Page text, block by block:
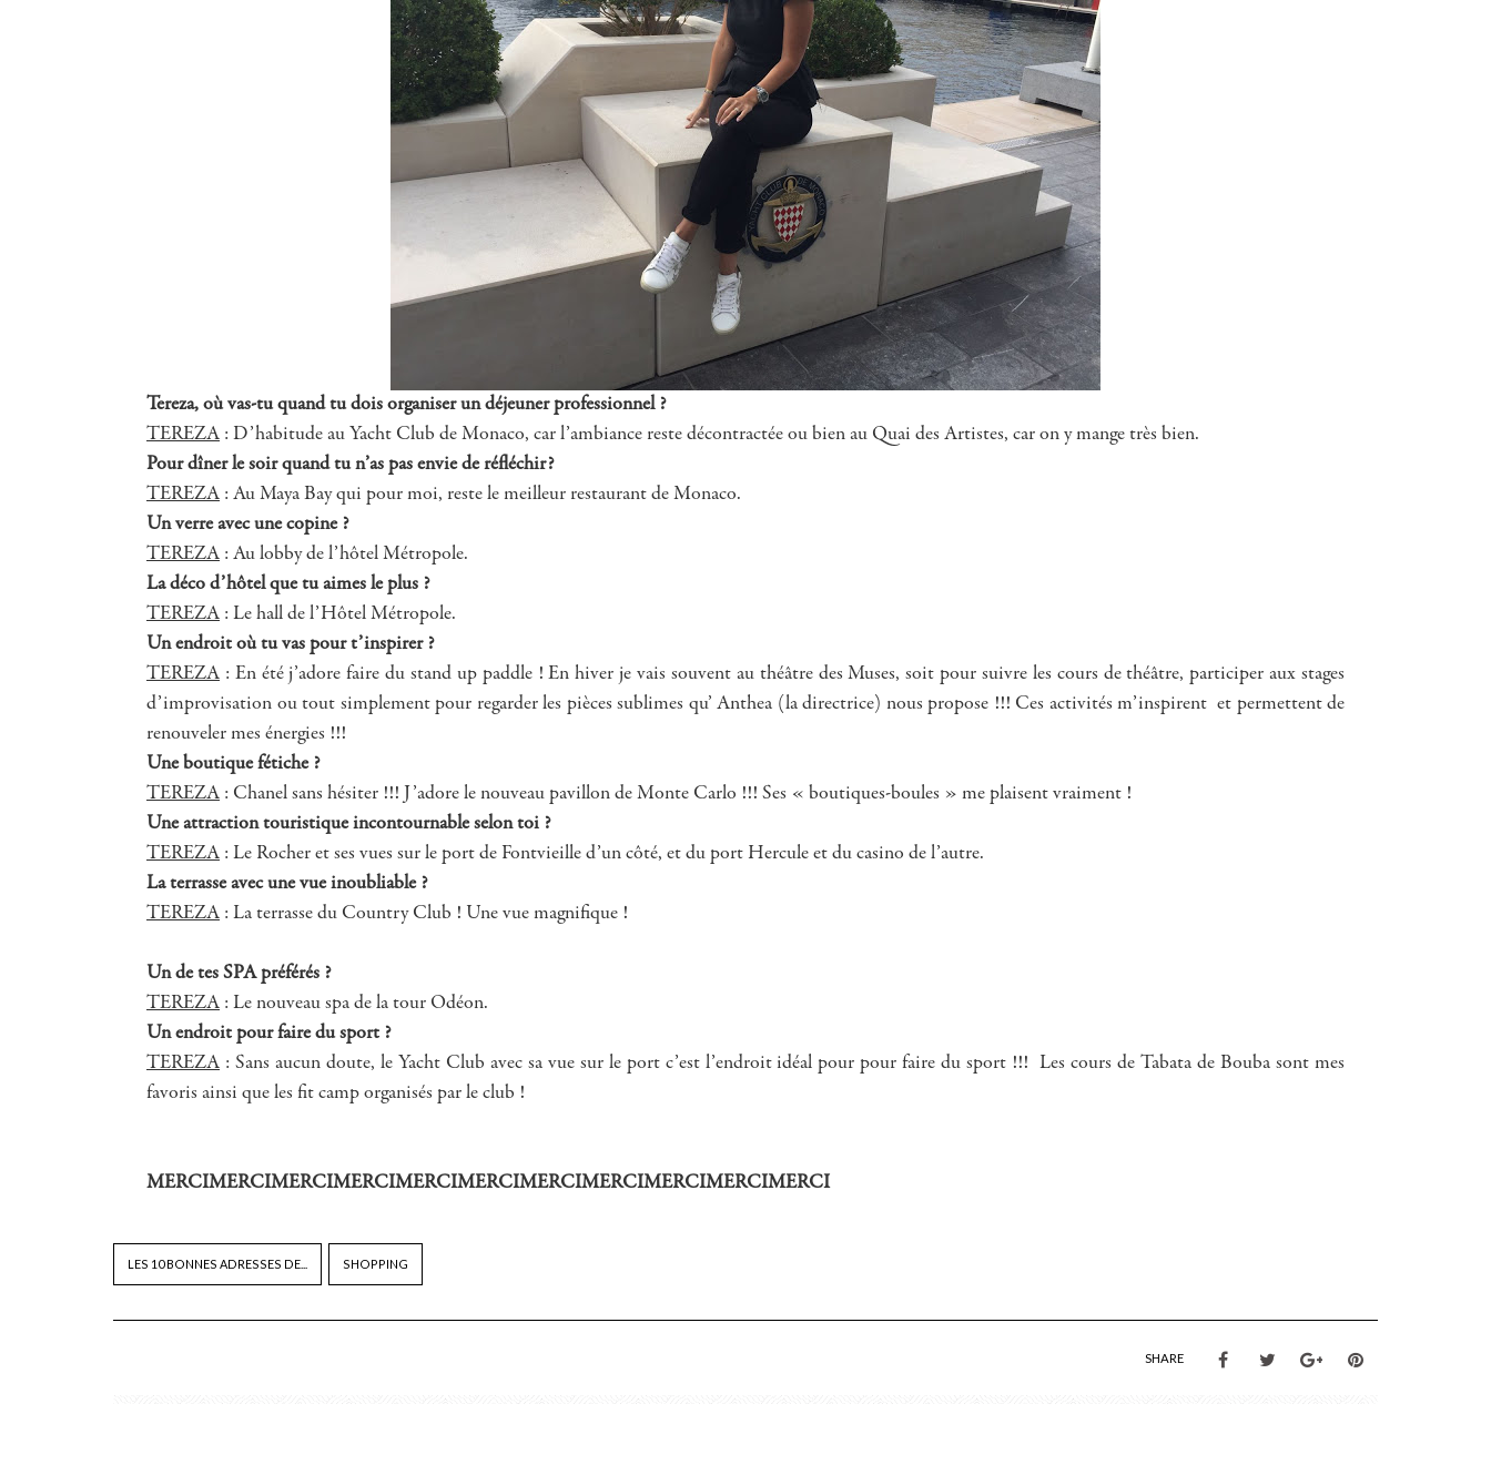
Tereza, où vas-tu quand tu dois organiser un déjeuner professionnel ?
TEREZA : D’habitude au Yacht Club de Monaco, car l’ambiance reste décontractée ou bien au Quai des Artistes, car on y mange très bien.
Pour dîner le soir quand tu n’as pas envie de réfléchir?
TEREZA : Au Maya Bay qui pour moi, reste le meilleur restaurant de Monaco.
Un verre avec une copine ?
TEREZA : Au lobby de l’hôtel Métropole.
La déco d’hôtel que tu aimes le plus ?
TEREZA : Le hall de l’Hôtel Métropole.
Un endroit où tu vas pour t’inspirer ?
TEREZA : En été j’adore faire du stand up paddle ! En hiver je vais souvent au théâtre des Muses, soit pour suivre les cours de théâtre, participer aux stages
d’improvisation ou tout simplement pour regarder les pièces sublimes qu’ Anthea (la directrice) nous propose !!! Ces activités m’inspirent et permettent de
renouveler mes énergies !!!
Une boutique fétiche ?
TEREZA : Chanel sans hésiter !!! J’adore le nouveau pavillon de Monte Carlo !!! Ses « boutiques-boules » me plaisent vraiment !
Une attraction touristique incontournable selon toi ?
TEREZA : Le Rocher et ses vues sur le port de Fontvieille d’un côté, et du port Hercule et du casino de l’autre.
La terrasse avec une vue inoubliable ?
TEREZA : La terrasse du Country Club ! Une vue magnifique !
Un de tes SPA préférés ?
TEREZA : Le nouveau spa de la tour Odéon.
Un endroit pour faire du sport ?
TEREZA : Sans aucun doute, le Yacht Club avec sa vue sur le port c’est l’endroit idéal pour pour faire du sport !!! Les cours de Tabata de Bouba sont mes
favoris ainsi que les fit camp organisés par le club !
MERCIMERCIMERCIMERCIMERCIMERCIMERCIMERCIMERCIMERCIMERCI
LES 10 BONNES ADRESSES DE... SHOPPING
SHARE